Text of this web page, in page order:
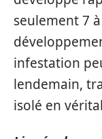
seulement 7
infestation
lendemain,
isolé en